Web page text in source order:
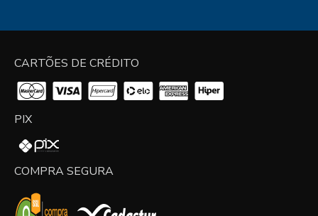
CARTÕES DE CRÉDITO
PIX
COMPRA SEGURA